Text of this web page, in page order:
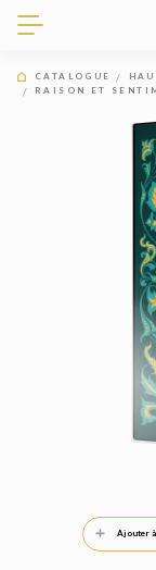
CATALOGUE
RAISON ET
Ajouter